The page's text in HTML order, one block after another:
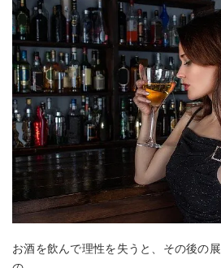
お酒を飲んで理性を失うと、その後の